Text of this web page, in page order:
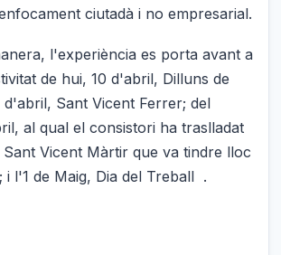
ciutadà i no empresarial.
l'experiència es porta avant a
de hui, 10 d'abril, Dilluns de
d'abril, Sant Vicent Ferrer; del
al qual el consistori ha traslladat
Sant Vicent Màrtir que va tindre lloc
i l'1 de Maig, Dia del Treball .